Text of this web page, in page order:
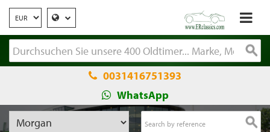
0031416751393
WhatsApp